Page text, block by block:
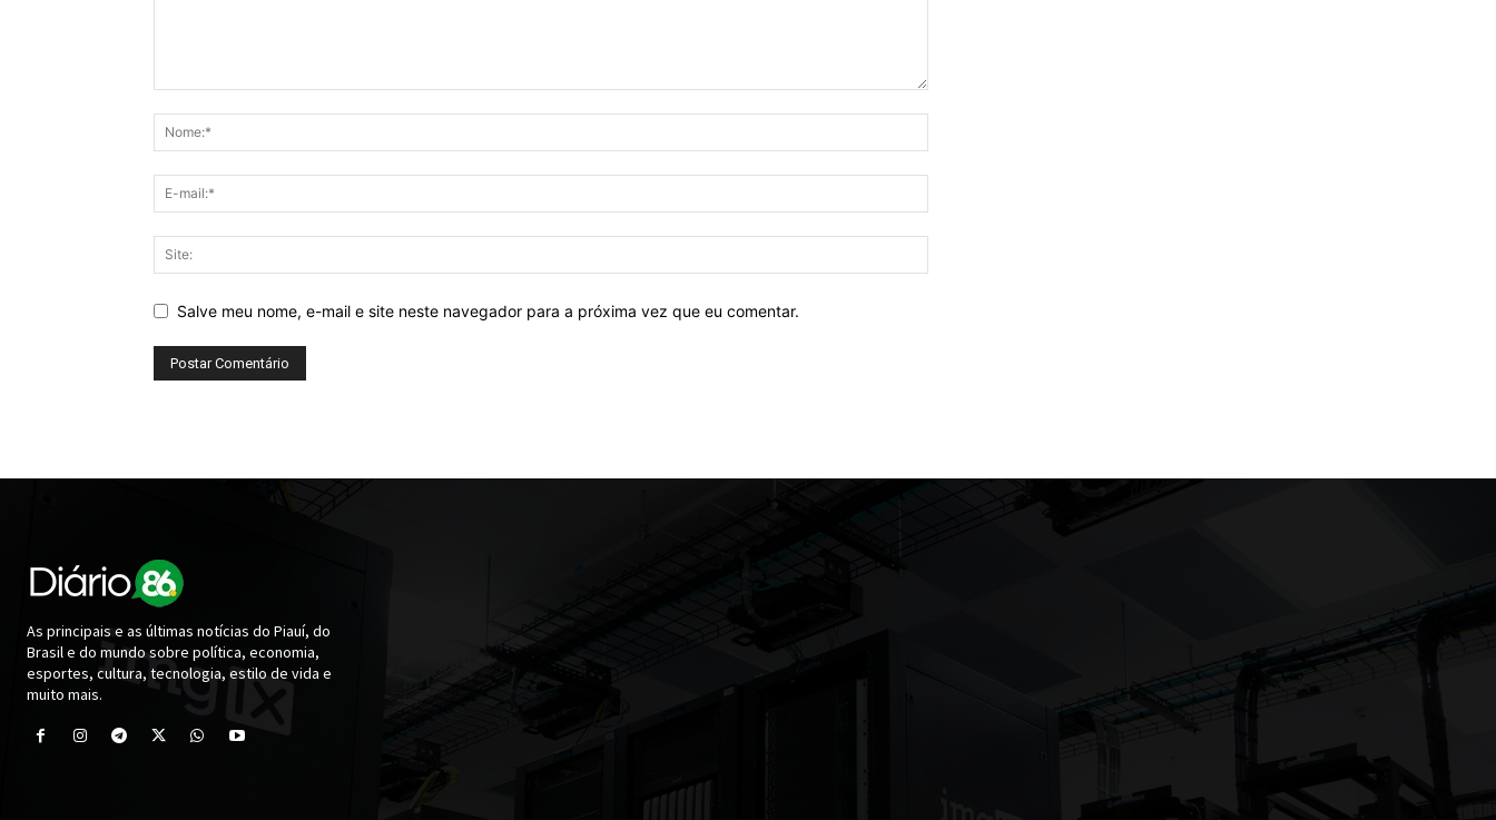
Salve meu nome, e-mail e site neste navegador para a próxima vez que eu comentar.
As principais e as últimas notícias do Piauí, do
Brasil e do mundo sobre política, economia,
esportes, cultura, tecnologia, estilo de vida e
muito mais.